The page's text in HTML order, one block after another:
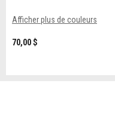
Afficher plus de couleurs
70,00 $